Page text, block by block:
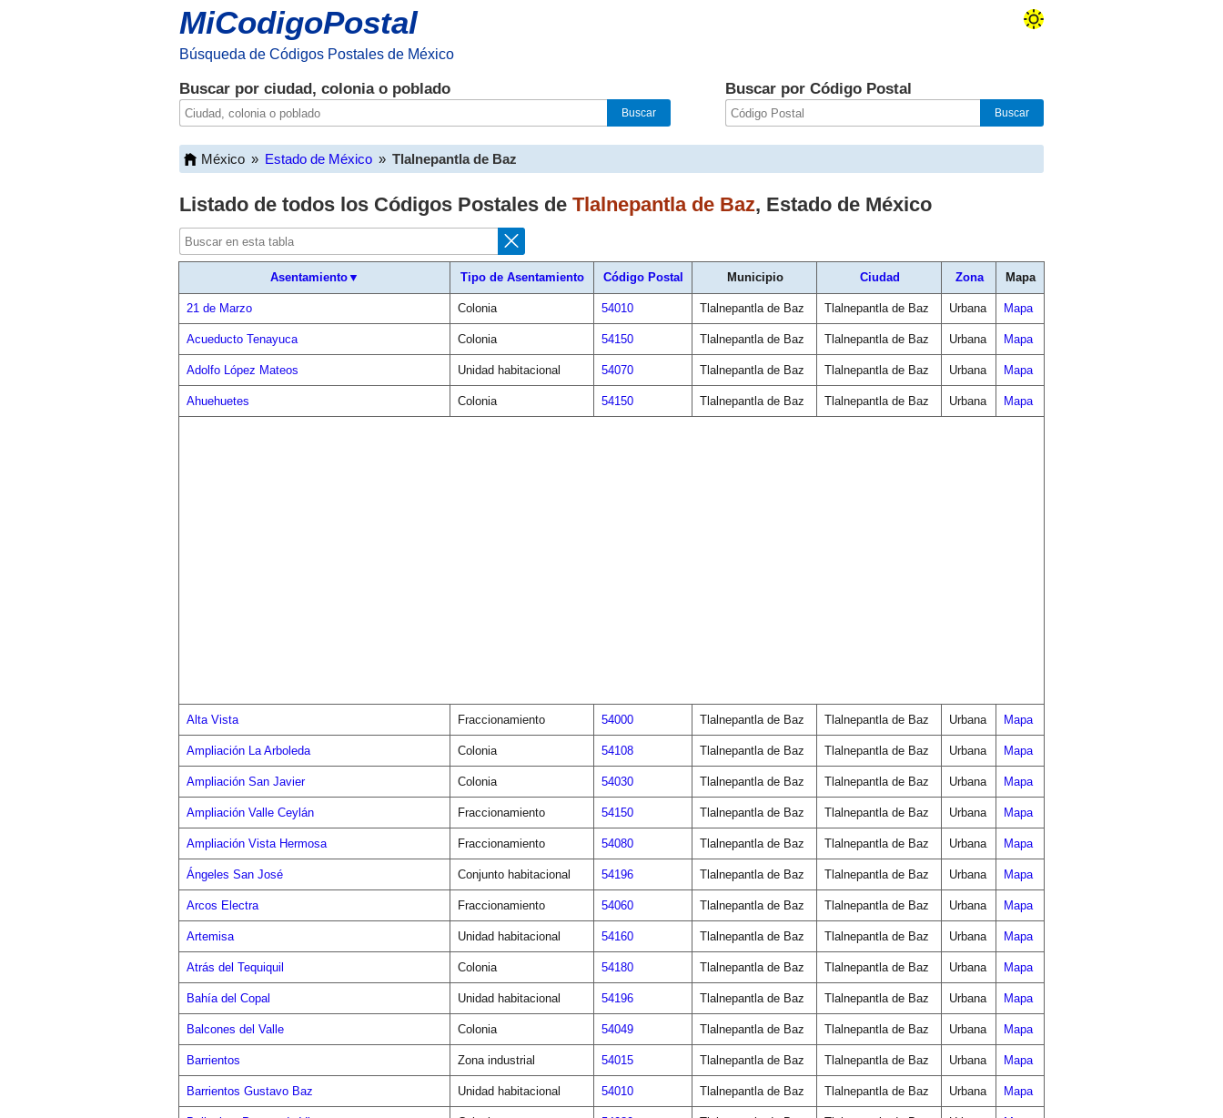
MiCodigoPostal
Búsqueda de Códigos Postales de México
Buscar por ciudad, colonia o poblado Buscar por Código Postal
México » Estado de México » Tlalnepantla de Baz
Listado de todos los Códigos Postales de Tlalnepantla de Baz, Estado de México
Asentamiento▼ Tipo de Asentamiento Código Postal Municipio Ciudad Zona Mapa
21 de Marzo Colonia 54010 Tlalnepantla de Baz Tlalnepantla de Baz Urbana Mapa
Acueducto Tenayuca Colonia 54150 Tlalnepantla de Baz Tlalnepantla de Baz Urbana Mapa
Adolfo López Mateos Unidad habitacional 54070 Tlalnepantla de Baz Tlalnepantla de Baz Urbana Mapa
Ahuehuetes Colonia 54150 Tlalnepantla de Baz Tlalnepantla de Baz Urbana Mapa
Alta Vista Fraccionamiento 54000 Tlalnepantla de Baz Tlalnepantla de Baz Urbana Mapa
Ampliación La Arboleda Colonia 54108 Tlalnepantla de Baz Tlalnepantla de Baz Urbana Mapa
Ampliación San Javier Colonia 54030 Tlalnepantla de Baz Tlalnepantla de Baz Urbana Mapa
Ampliación Valle Ceylán Fraccionamiento 54150 Tlalnepantla de Baz Tlalnepantla de Baz Urbana Mapa
Ampliación Vista Hermosa Fraccionamiento 54080 Tlalnepantla de Baz Tlalnepantla de Baz Urbana Mapa
Ángeles San José Conjunto habitacional 54196 Tlalnepantla de Baz Tlalnepantla de Baz Urbana Mapa
Arcos Electra Fraccionamiento 54060 Tlalnepantla de Baz Tlalnepantla de Baz Urbana Mapa
Artemisa Unidad habitacional 54160 Tlalnepantla de Baz Tlalnepantla de Baz Urbana Mapa
Atrás del Tequiquil Colonia 54180 Tlalnepantla de Baz Tlalnepantla de Baz Urbana Mapa
Bahía del Copal Unidad habitacional 54196 Tlalnepantla de Baz Tlalnepantla de Baz Urbana Mapa
Balcones del Valle Colonia 54049 Tlalnepantla de Baz Tlalnepantla de Baz Urbana Mapa
Barrientos Zona industrial 54015 Tlalnepantla de Baz Tlalnepantla de Baz Urbana Mapa
Barrientos Gustavo Baz Unidad habitacional 54010 Tlalnepantla de Baz Tlalnepantla de Baz Urbana Mapa